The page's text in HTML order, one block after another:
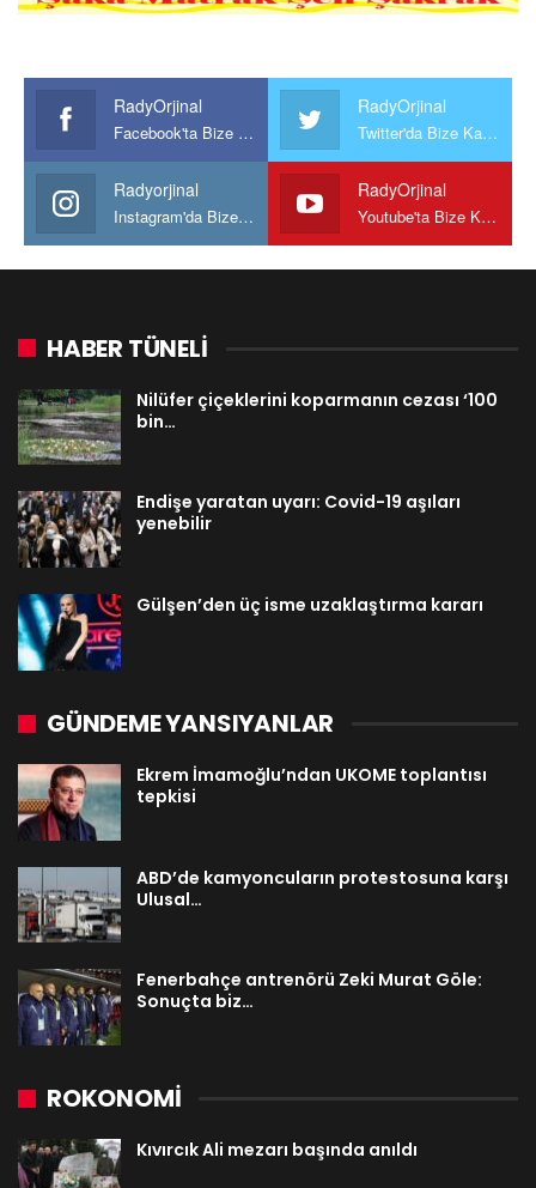
RadyOrjinal
Facebook'ta Bize Katılın
RadyOrjinal
Twitter'da Bize Katılın
Radyorjinal
Instagram'da Bize katılın
RadyOrjinal
Youtube'ta Bize Katılın
HABER TÜNELİ
Nilüfer çiçeklerini koparmanın cezası ‘100
bin…
Endişe yaratan uyarı: Covid-19 aşıları
yenebilir
Gülşen’den üç isme uzaklaştırma kararı
GÜNDEME YANSIYANLAR
Ekrem İmamoğlu’ndan UKOME toplantısı
tepkisi
ABD’de kamyoncuların protestosuna karşı
Ulusal…
Fenerbahçe antrenörü Zeki Murat Göle:
Sonuçta biz…
ROKONOMİ
Kıvırcık Ali mezarı başında anıldı